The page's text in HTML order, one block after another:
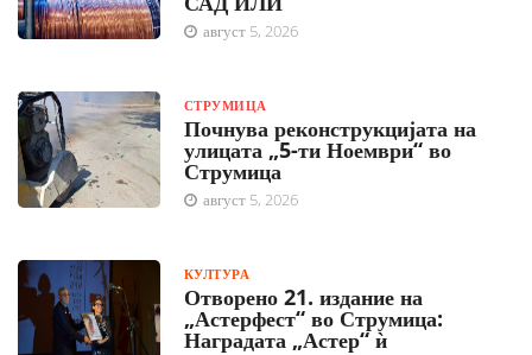
август 5, 2026
СТРУМИЦА
Почнува реконструкцијата на
улицата „5-ти Ноември“ во
Струмица
август 5, 2026
КУЛТУРА
Отворено 21. издание на
„Астерфест“ во Струмица:
Наградата „Астер“ ѝ